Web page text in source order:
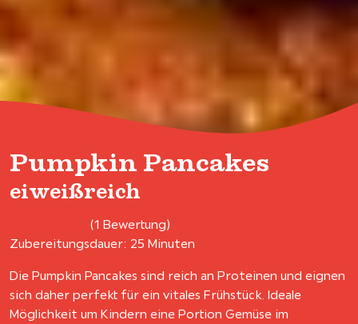
Pumpkin Pancakes
eiweißreich
(1 Bewertung)
Zubereitungsdauer: 25 Minuten
Die Pumpkin Pancakes sind reich an Proteinen und eignen
sich daher perfekt für ein vitales Frühstück. Ideale
Möglichkeit um Kindern eine Portion Gemüse im